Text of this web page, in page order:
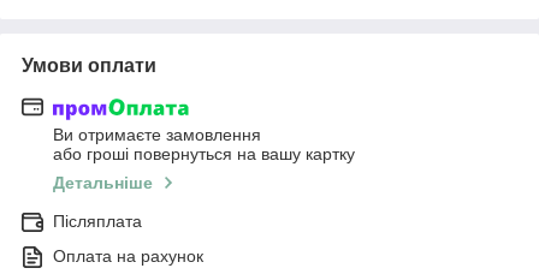
Умови оплати
Ви отримаєте замовлення
або гроші повернуться на вашу картку
Детальніше
Післяплата
Оплата на рахунок